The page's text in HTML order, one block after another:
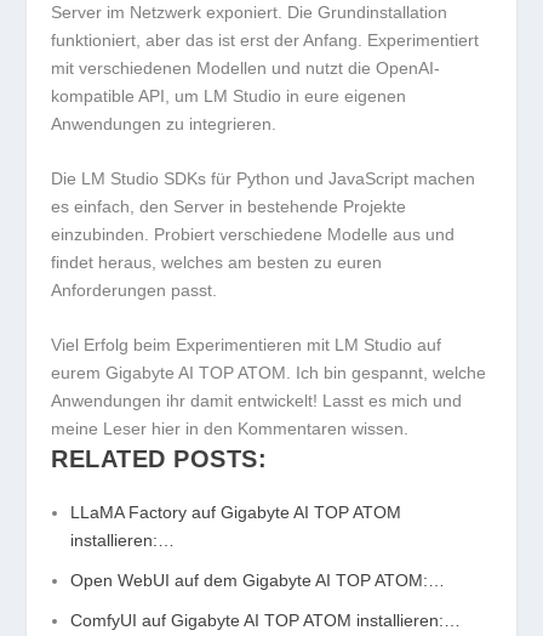
Server im Netzwerk exponiert. Die Grundinstallation
funktioniert, aber das ist erst der Anfang. Experimentiert
mit verschiedenen Modellen und nutzt die OpenAI-
kompatible API, um LM Studio in eure eigenen
Anwendungen zu integrieren.
Die LM Studio SDKs für Python und JavaScript machen
es einfach, den Server in bestehende Projekte
einzubinden. Probiert verschiedene Modelle aus und
findet heraus, welches am besten zu euren
Anforderungen passt.
Viel Erfolg beim Experimentieren mit LM Studio auf
eurem Gigabyte AI TOP ATOM. Ich bin gespannt, welche
Anwendungen ihr damit entwickelt! Lasst es mich und
meine Leser hier in den Kommentaren wissen.
RELATED POSTS:
LLaMA Factory auf Gigabyte AI TOP ATOM
installieren:…
Open WebUI auf dem Gigabyte AI TOP ATOM:…
ComfyUI auf Gigabyte AI TOP ATOM installieren:…